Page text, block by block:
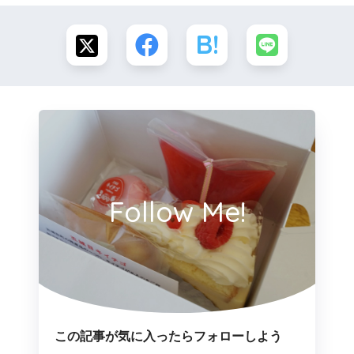
Follow Me!
この記事が気に入ったらフォローしよう